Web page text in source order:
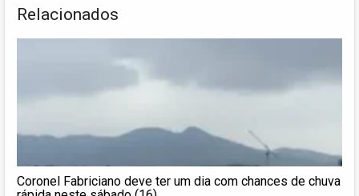
Relacionados
Coronel Fabriciano deve ter um dia com chances de chuva